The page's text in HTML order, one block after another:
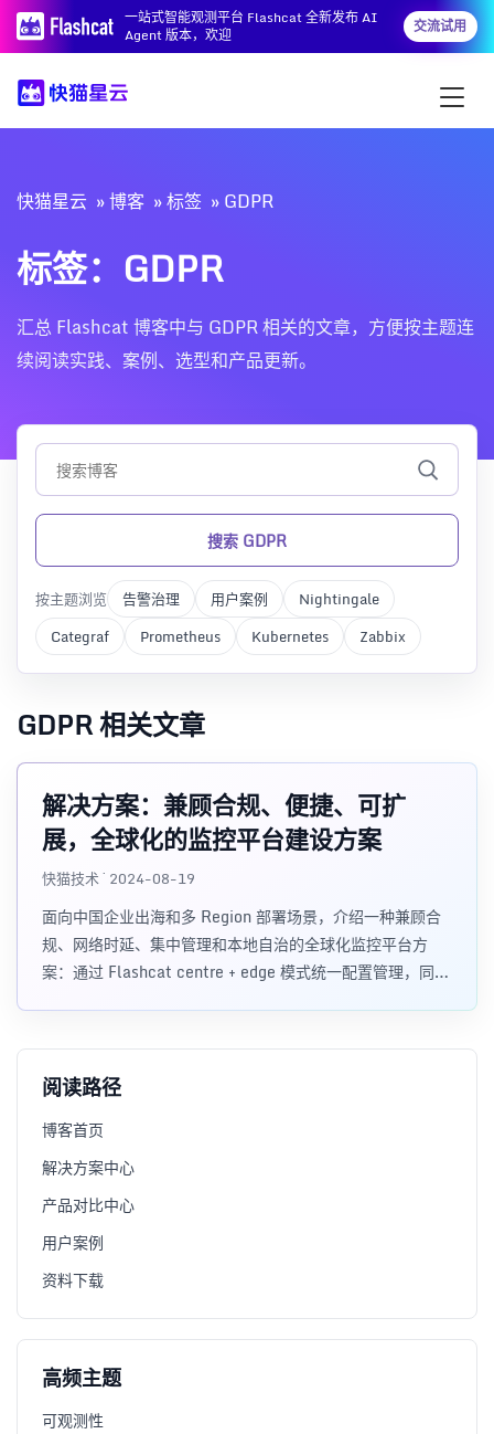
一站式智能观测平台 Flashcat 全新发布 AI
Agent 版本，欢迎
交流试用
快猫星云 博客 标签 GDPR
标签：GDPR
汇总 Flashcat 博客中与 GDPR 相关的文章，方便按主题连
续阅读实践、案例、选型和产品更新。
搜索 GDPR
按主题浏览 告警治理 用户案例
Nightingale
Categraf
Prometheus Kubernetes Zabbix
GDPR 相关文章
解决方案：兼顾合规、便捷、可扩
展，全球化的监控平台建设方案
快猫技术 · 2024-08-19
面向中国企业出海和多 Region 部署场景，介绍一种兼顾合
规、网络时延、集中管理和本地自治的全球化监控平台方
案：通过 Flashcat centre + edge 模式统一配置管理，同时
阅读路径
博客首页
解决方案中心
产品对比中心
用户案例
资料下载
高频主题
可观测性